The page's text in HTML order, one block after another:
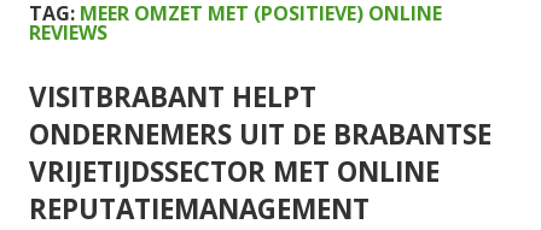
TAG: MEER OMZET MET (POSITIEVE) ONLINE
REVIEWS
VISITBRABANT HELPT
ONDERNEMERS UIT DE BRABANTSE
VRIJETIJDSSECTOR MET ONLINE
REPUTATIEMANAGEMENT